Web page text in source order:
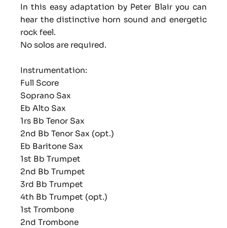
In this easy adaptation by Peter Blair you can
hear the distinctive horn sound and energetic
rock feel.
No solos are required.
Instrumentation:
Full Score
Soprano Sax
Eb Alto Sax
1rs Bb Tenor Sax
2nd Bb Tenor Sax (opt.)
Eb Baritone Sax
1st Bb Trumpet
2nd Bb Trumpet
3rd Bb Trumpet
4th Bb Trumpet (opt.)
1st Trombone
2nd Trombone